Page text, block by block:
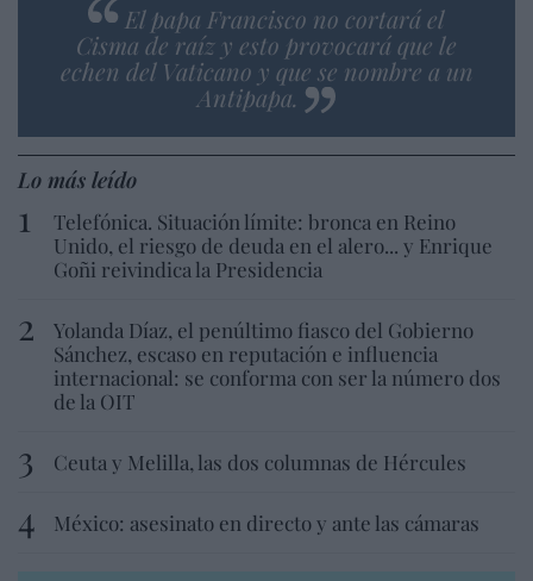
El papa Francisco no cortará el
Cisma de raíz y esto provocará que le
echen del Vaticano y que se nombre a un
Antipapa.
Lo más leído
Telefónica. Situación límite: bronca en Reino
Unido, el riesgo de deuda en el alero... y Enrique
Goñi reivindica la Presidencia
Yolanda Díaz, el penúltimo fiasco del Gobierno
Sánchez, escaso en reputación e influencia
internacional: se conforma con ser la número dos
de la OIT
Ceuta y Melilla, las dos columnas de Hércules
México: asesinato en directo y ante las cámaras